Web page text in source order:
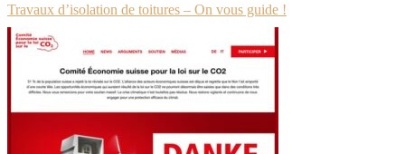
Travaux d’isolation de toitures – On vous guide !